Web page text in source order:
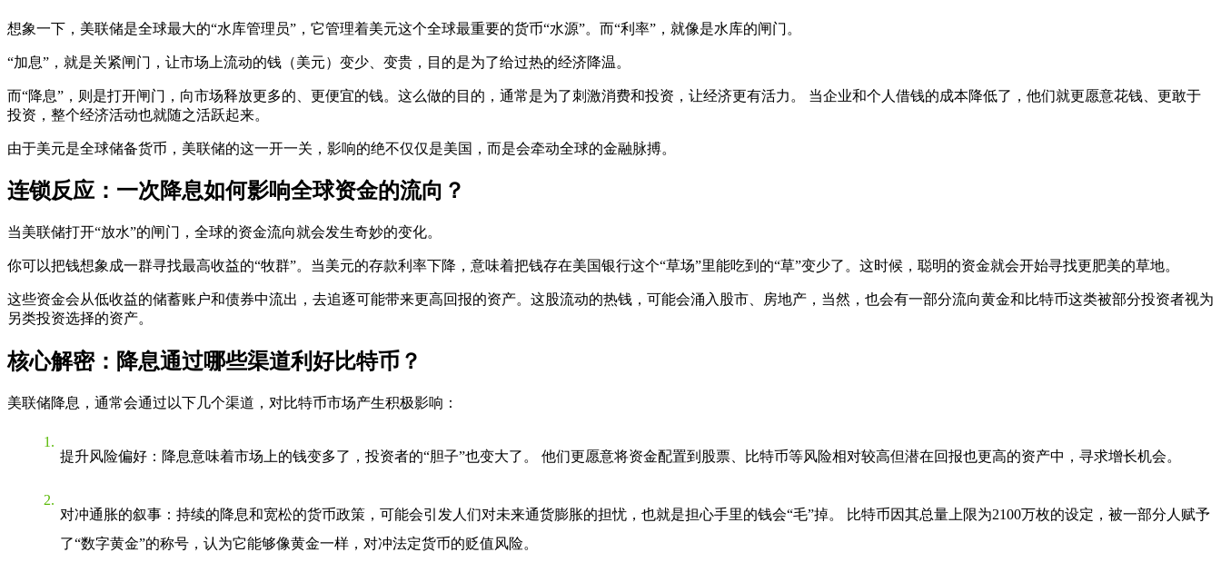
想象一下，美联储是全球最大的“水库管理员”，它管理着美元这个全球最重要的货币“水源”。而“利率”，就像是水库的闸门。
“加息”，就是关紧闸门，让市场上流动的钱（美元）变少、变贵，目的是为了给过热的经济降温。
而“降息”，则是打开闸门，向市场释放更多的、更便宜的钱。这么做的目的，通常是为了刺激消费和投资，让经济更有活力。 当企业和个人借钱的成本降低了，他们就更愿意花钱、更敢于
投资，整个经济活动也就随之活跃起来。
由于美元是全球储备货币，美联储的这一开一关，影响的绝不仅仅是美国，而是会牵动全球的金融脉搏。
连锁反应：一次降息如何影响全球资金的流向？
当美联储打开“放水”的闸门，全球的资金流向就会发生奇妙的变化。
你可以把钱想象成一群寻找最高收益的“牧群”。当美元的存款利率下降，意味着把钱存在美国银行这个“草场”里能吃到的“草”变少了。这时候，聪明的资金就会开始寻找更肥美的草地。
这些资金会从低收益的储蓄账户和债券中流出，去追逐可能带来更高回报的资产。这股流动的热钱，可能会涌入股市、房地产，当然，也会有一部分流向黄金和比特币这类被部分投资者视为
另类投资选择的资产。
核心解密：降息通过哪些渠道利好比特币？
美联储降息，通常会通过以下几个渠道，对比特币市场产生积极影响：
提升风险偏好 ：降息意味着市场上的钱变多了，投资者的“胆子”也变大了。 他们更愿意将资金配置到股票、比特币等风险相对较高但潜在回报也更高的资产中，寻求增长机会。
对冲通胀的叙事 ：持续的降息和宽松的货币政策，可能会引发人们对未来通货膨胀的担忧，也就是担心手里的钱会“毛”掉。 比特币因其总量上限为2100万枚的设定，被一部分人赋予
了“数字黄金”的称号，认为它能够像黄金一样，对冲法定货币的贬值风险。